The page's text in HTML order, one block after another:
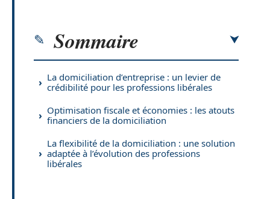
Sommaire
La domiciliation d’entreprise : un levier de
crédibilité pour les professions libérales
Optimisation fiscale et économies : les atouts
financiers de la domiciliation
La flexibilité de la domiciliation : une solution
adaptée à l’évolution des professions
libérales